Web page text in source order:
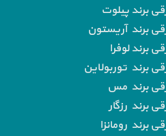
برند پیلوت
برند آریستون
برند لوفرا
برند توربولاین
برند مس
برند رزگار
برند رومانزا